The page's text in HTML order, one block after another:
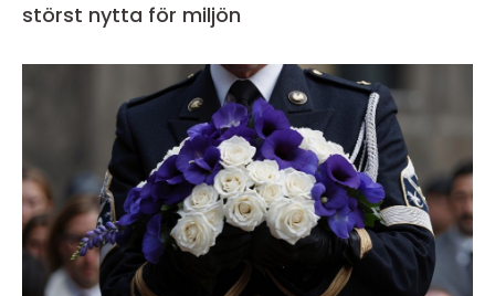
störst nytta för miljön